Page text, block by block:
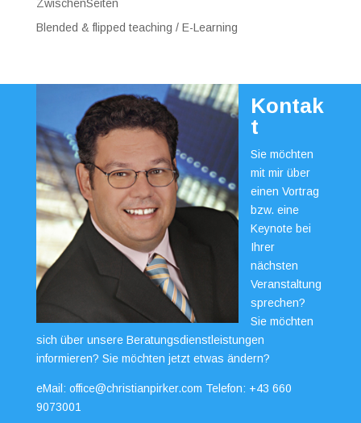
ZwischenSeiten
Blended & flipped teaching / E-Learning
Kontak
t
Sie möchten
mit mir über
einen Vortrag
bzw. eine
Keynote bei
Ihrer
nächsten
Veranstaltung
sprechen?
Sie möchten
sich über unsere Beratungsdienstleistungen
informieren? Sie möchten jetzt etwas ändern?
eMail: office@christianpirker.com Telefon: +43 660
9073001